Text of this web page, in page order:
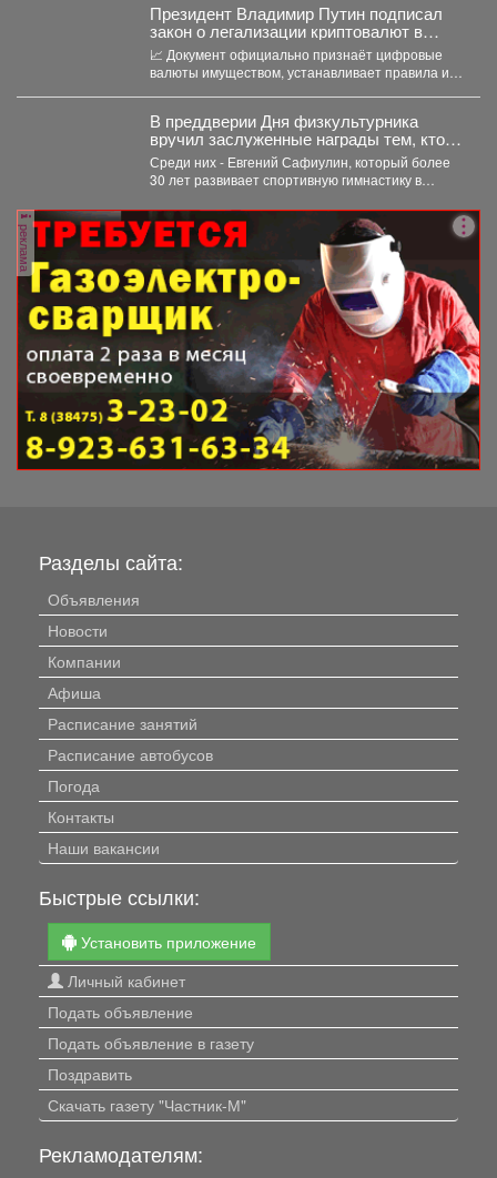
Президент Владимир Путин подписал
закон о легализации криптовалют в
России.
📈 Документ официально признаёт цифровые
валюты имуществом, устанавливает правила их
В преддверии Дня физкультурника
вручил заслуженные награды тем, кто
посвятил свою жизнь спорту и
воспитанию чемпионов.
Среди них - Евгений Сафиулин, который более
30 лет развивает спортивную гимнастику в
реклама
Разделы сайта:
Объявления
Новости
Компании
Афиша
Расписание занятий
Расписание автобусов
Погода
Контакты
Наши вакансии
Быстрые ссылки:
Установить приложение
Личный кабинет
Подать объявление
Подать объявление в газету
Поздравить
Скачать газету "Частник-М"
Рекламодателям: